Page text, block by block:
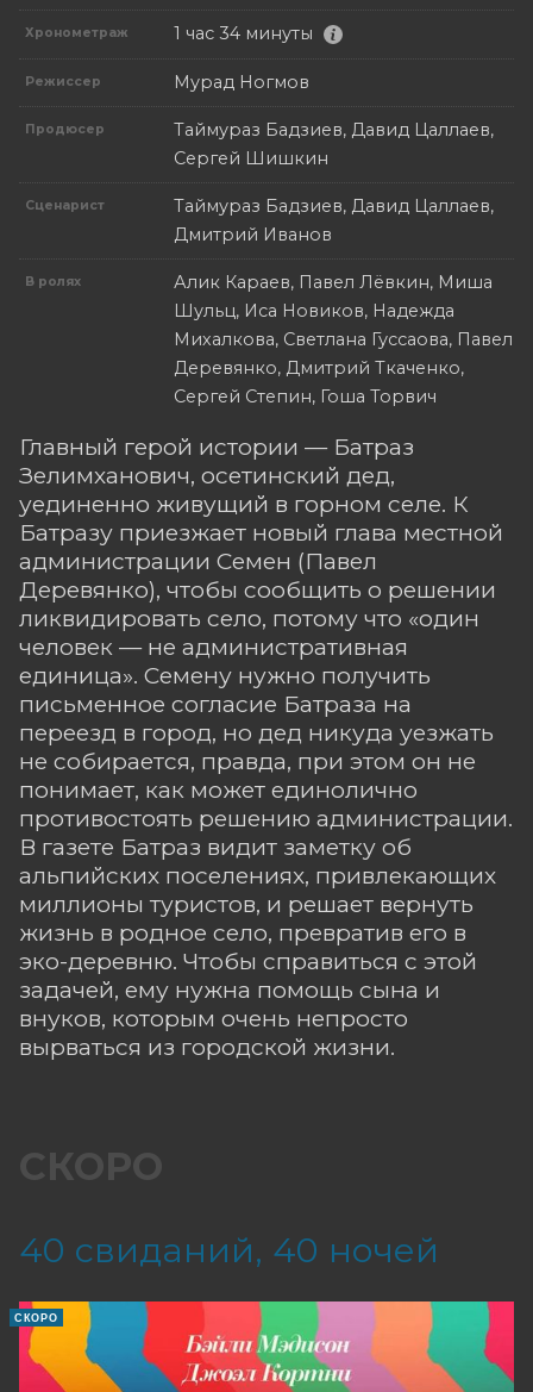
Хронометраж 1 час 34 минуты
Режиссер Мурад Ногмов
Продюсер
Таймураз Бадзиев, Давид Цаллаев,
Сергей Шишкин
Сценарист
Таймураз Бадзиев, Давид Цаллаев,
Дмитрий Иванов
В ролях
Алик Караев, Павел Лёвкин, Миша
Шульц, Иса Новиков, Надежда
Михалкова, Светлана Гуссаова, Павел
Деревянко, Дмитрий Ткаченко,
Сергей Степин, Гоша Торвич
Главный герой истории — Батраз
Зелимханович, осетинский дед,
уединенно живущий в горном селе. К
Батразу приезжает новый глава местной
администрации Семен (Павел
Деревянко), чтобы сообщить о решении
ликвидировать село, потому что «один
человек — не административная
единица». Семену нужно получить
письменное согласие Батраза на
переезд в город, но дед никуда уезжать
не собирается, правда, при этом он не
понимает, как может единолично
противостоять решению администрации.
В газете Батраз видит заметку об
альпийских поселениях, привлекающих
миллионы туристов, и решает вернуть
жизнь в родное село, превратив его в
эко-деревню. Чтобы справиться с этой
задачей, ему нужна помощь сына и
внуков, которым очень непросто
вырваться из городской жизни.
СКОРО
40 свиданий, 40 ночей
СКОРО